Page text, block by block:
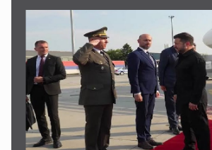
Media və Yayım Şurasına əlavə hüquq
7 Avqust 13:24